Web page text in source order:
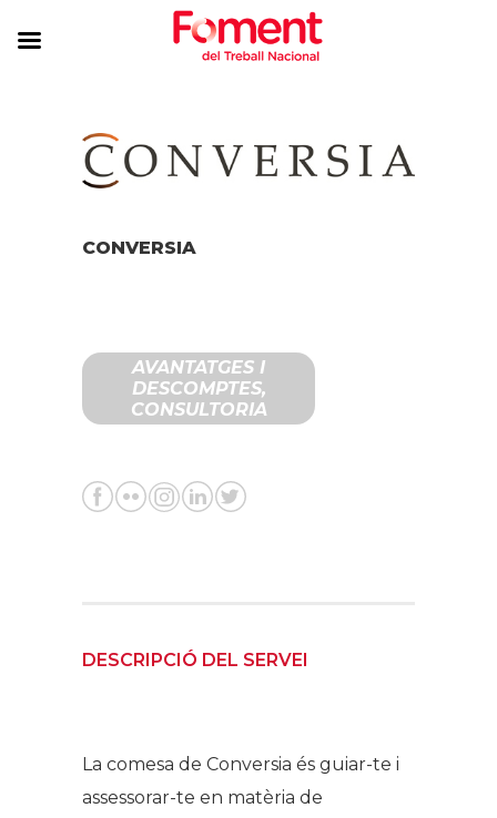
CONVERSIA
AVANTATGES I
DESCOMPTES,
CONSULTORIA
DESCRIPCIÓ DEL SERVEI
La comesa de Conversia és guiar-te i
assessorar-te en matèria de